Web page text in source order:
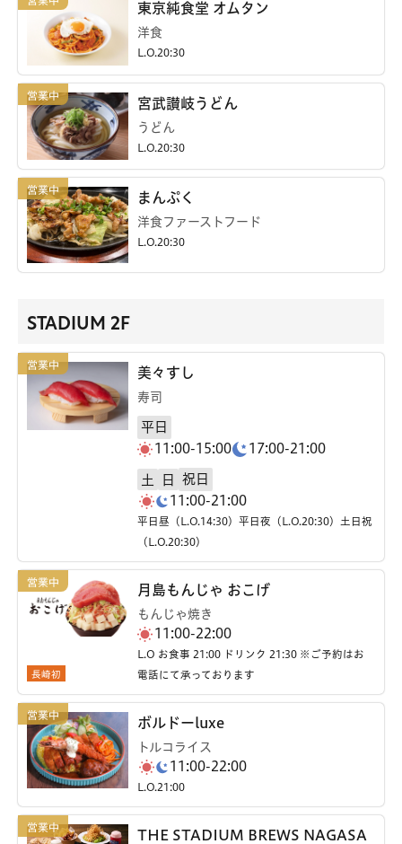
東京純食堂 オムタン
洋食
L.O.20:30
宮武讃岐うどん
うどん
L.O.20:30
まんぷく
洋食ファーストフード
L.O.20:30
STADIUM 2F
美々すし
寿司
平日
11:00-15:00
17:00-21:00
土 日
祝日
11:00-21:00
平日昼（L.O.14:30）平日夜（L.O.20:30）土日祝
（L.O.20:30）
長崎初
月島もんじゃ おこげ
もんじゃ焼き
11:00-22:00
L.O お食事 21:00 ドリンク 21:30 ※ご予約はお
電話にて承っております
ボルドーluxe
トルコライス
11:00-22:00
L.O.21:00
THE STADIUM BREWS NAGASA